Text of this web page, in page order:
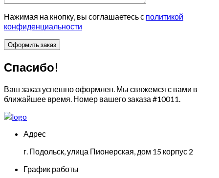
Нажимая на кнопку, вы соглашаетесь с политикой
конфиденциальности
Спасибо!
Ваш заказ успешно оформлен. Мы свяжемся с вами в
ближайшее время. Номер вашего заказа #10011.
Адрес
г. Подольск, улица Пионерская, дом 15 корпус 2
График работы